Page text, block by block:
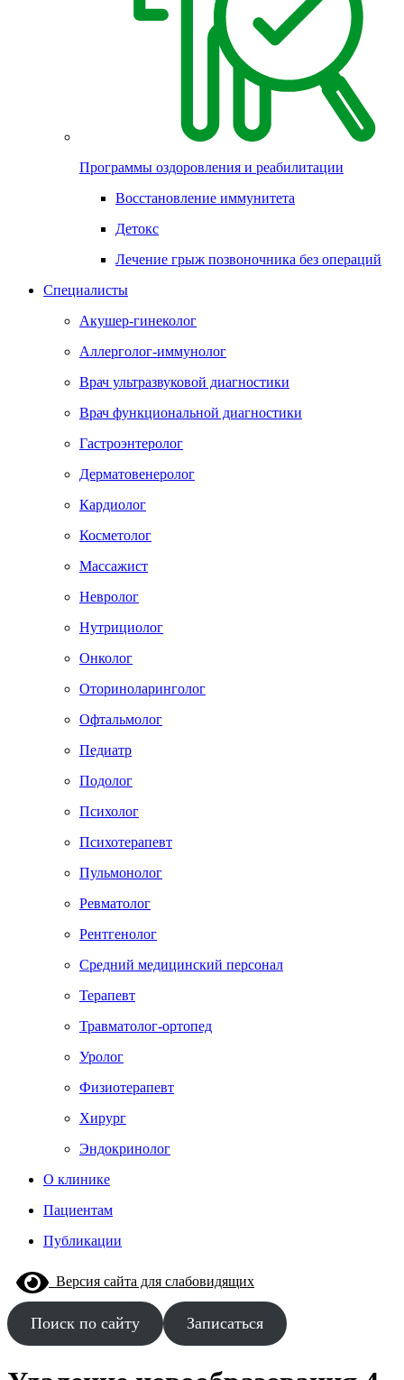
Программы оздоровления и реабилитации
Восстановление иммунитета
Детокс
Лечение грыж позвоночника без операций
Специалисты
Акушер-гинеколог
Аллерголог-иммунолог
Врач ультразвуковой диагностики
Врач функциональной диагностики
Гастроэнтеролог
Дерматовенеролог
Кардиолог
Косметолог
Массажист
Невролог
Нутрициолог
Онколог
Оториноларинголог
Офтальмолог
Педиатр
Подолог
Психолог
Психотерапевт
Пульмонолог
Ревматолог
Рентгенолог
Средний медицинский персонал
Терапевт
Травматолог-ортопед
Уролог
Физиотерапевт
Хирург
Эндокринолог
О клинике
Пациентам
Публикации
Версия сайта для слабовидящих
Поиск по сайту Записаться